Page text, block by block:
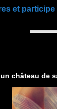
et participe
château de